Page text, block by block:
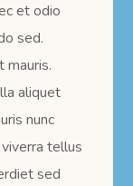
et odio
sed.
aliquet
nunc
tellus
sed